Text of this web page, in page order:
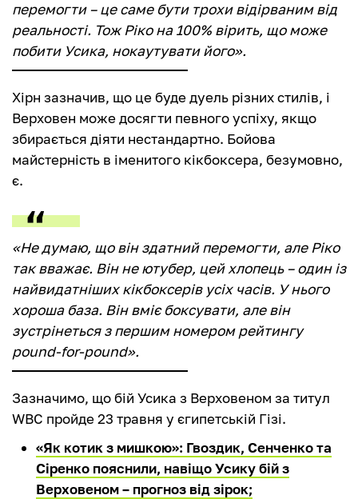
перемогти – це саме бути трохи відірваним від
реальності. Тож Ріко на 100% вірить, що може
побити Усика, нокаутувати його».
Хірн зазначив, що це буде дуель різних стилів, і
Верховен може досягти певного успіху, якщо
збирається діяти нестандартно. Бойова
майстерність в іменитого кікбоксера, безумовно,
є.
«Не думаю, що він здатний перемогти, але Ріко
так вважає. Він не ютубер, цей хлопець – один із
найвидатніших кікбоксерів усіх часів. У нього
хороша база. Він вміє боксувати, але він
зустрінеться з першим номером рейтингу
pound-for-pound».
Зазначимо, що бій Усика з Верховеном за титул
WBC пройде 23 травня у єгипетській Гізі.
«Як котик з мишкою»: Гвоздик, Сенченко та
Сіренко пояснили, навіщо Усику бій з
Верховеном – прогноз від зірок;